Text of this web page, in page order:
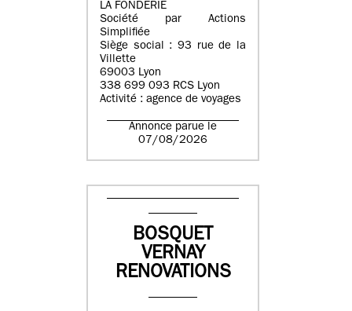
LA FONDERIE
Société par Actions
Simplifiée
Siège social : 93 rue de la
Villette
69003 Lyon
338 699 093 RCS Lyon
Activité : agence de voyages
Annonce parue le
07/08/2026
BOSQUET
VERNAY
RENOVATIONS